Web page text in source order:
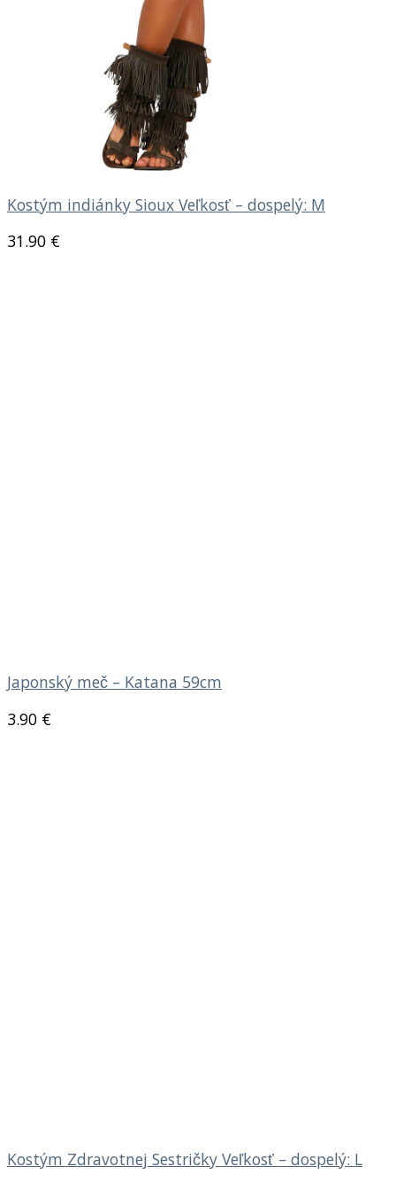
Kostým indiánky Sioux Veľkosť – dospelý: M
31.90 €
Japonský meč – Katana 59cm
3.90 €
Kostým Zdravotnej Sestričky Veľkosť – dospelý: L